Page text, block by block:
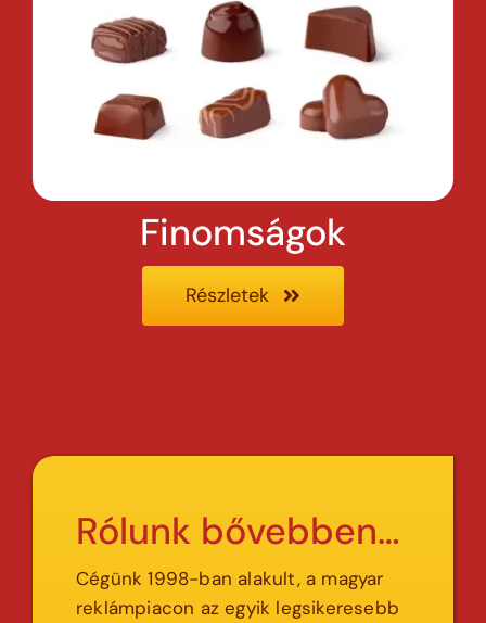
Finomságok
Részletek
Rólunk bővebben…
Cégünk 1998-ban alakult, a magyar
reklámpiacon az egyik legsikeresebb